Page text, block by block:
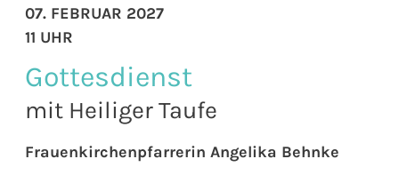
Gottesdienst
mit Heiliger Taufe
Frauenkirchenpfarrerin Angelika Behnke
07. FEBRUAR 2027
11 UHR